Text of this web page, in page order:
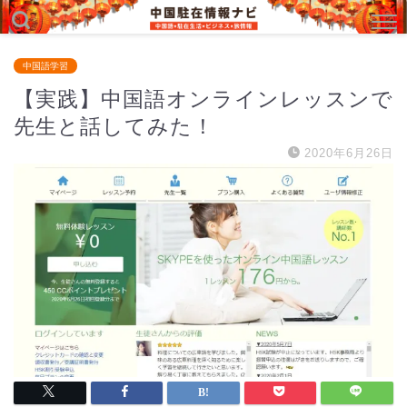
中国語学習
【実践】中国語オンラインレッスンで
先生と話してみた！
2020年6月26日